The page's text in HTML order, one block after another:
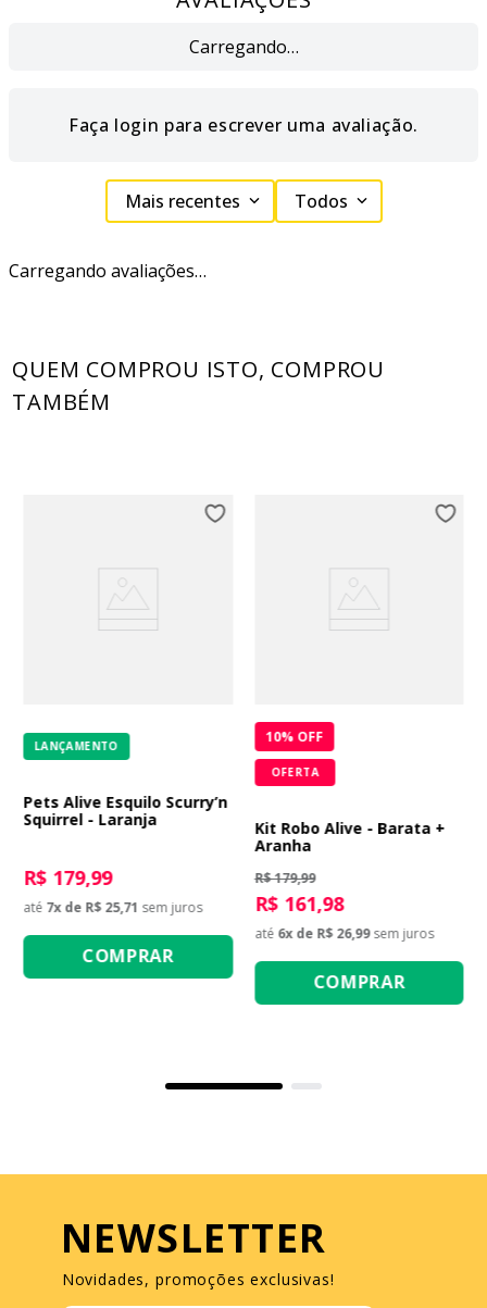
Carregando…
Faça login para escrever uma avaliação.
Mais recentes Todos
Carregando avaliações…
QUEM COMPROU ISTO, COMPROU
TAMBÉM
LANÇAMENTO
Pets Alive Esquilo Scurry’n
Squirrel - Laranja
R$ 179,99
até 7x de R$ 25,71 sem juros
COMPRAR
10% OFF
OFERTA
Kit Robo Alive - Barata +
Aranha
R$ 179,99
R$ 161,98
até 6x de R$ 26,99 sem juros
COMPRAR
NEWSLETTER
Novidades, promoções exclusivas!